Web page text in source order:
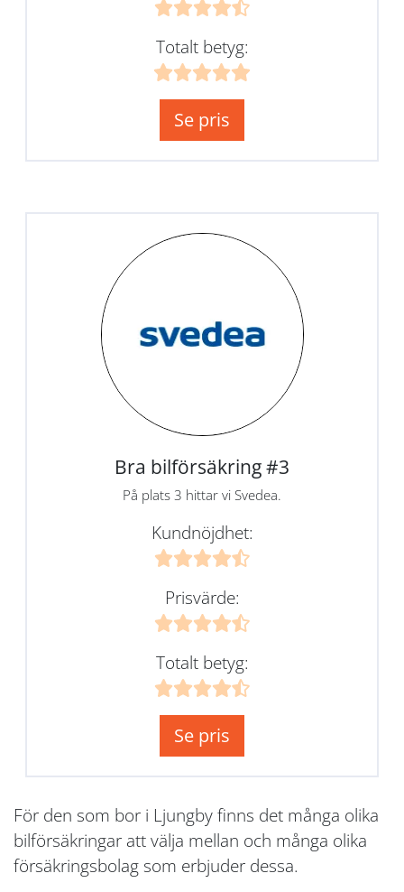
Totalt betyg:
Se pris
Bra bilförsäkring #3
På plats 3 hittar vi Svedea.
Kundnöjdhet:
Prisvärde:
Totalt betyg:
Se pris
För den som bor i Ljungby finns det många olika
bilförsäkringar att välja mellan och många olika
försäkringsbolag som erbjuder dessa.